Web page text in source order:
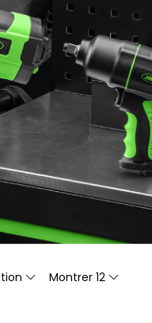
Montrer 12